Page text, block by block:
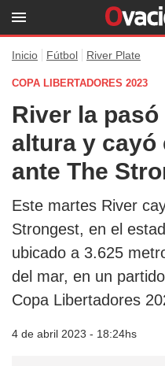
Inicio Fútbol River Plate
COPA LIBERTADORES 2023
River la
altura y cayó
ante The
Este martes River
Strongest, en el
ubicado a 3.625
del mar, en un
Copa Libertadores
4 de abril 2023 - 18:24hs